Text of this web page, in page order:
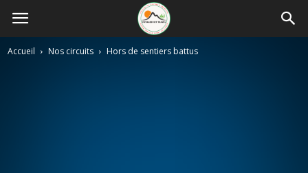
Accueil Nos circuits Hors de sentiers battus